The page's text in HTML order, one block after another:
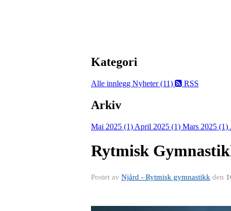
Kategori
Alle innlegg Nyheter (11) RSS
Arkiv
Mai 2025 (1) April 2025 (1) Mars 2025 (1)
Rytmisk
Postet av Njård - Rytmisk gymnastikk den